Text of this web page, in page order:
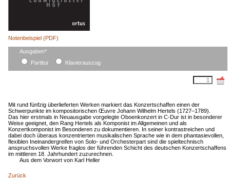
Notenbeispiel (PDF)
Pflichtfeld
Ausgaben*
Partitur
Klavierauszug
Mit rund fünfzig überlieferten Werken markiert das Konzertschaffen einen der
Schwerpunkte im kompositorischen Œuvre Johann Wilhelm Hertels (1727–1789).
Das hier erstmals in Neuausgabe vorgelegte Oboenkonzert in C-Dur ist in besonderer
Weise geeignet, den Rang Hertels als Komponist im Allgemeinen und als
Konzertkomponist im Besonderen zu dokumentieren. In seiner kontrastreichen und
dabei doch überaus konzentrierten musikalischen Sprache wie in dem phantasievollen,
flexiblen Ineinandergreifen von Solo- und Orchesterpart sind die spieltechnisch
anspruchsvollen Werke fraglos der führenden Schicht des deutschen Konzertschaffens
im mittleren 18. Jahrhundert zuzurechnen.
Aus dem Vorwort von Karl Heller
Zurück